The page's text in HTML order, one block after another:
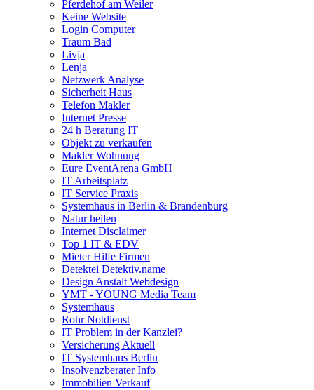
Pferdehof am Weiler
Keine Website
Login Computer
Traum Bad
Livja
Lenja
Netzwerk Analyse
Sicherheit Haus
Telefon Makler
Internet Presse
24 h Beratung IT
Objekt zu verkaufen
Makler Wohnung
Eure EventArena GmbH
IT Arbeitsplatz
IT Service Praxis
Systemhaus in Berlin & Brandenburg
Natur heilen
Internet Disclaimer
Top 1 IT & EDV
Mieter Hilfe Firmen
Detektei Detektiv.name
Design Anstalt Webdesign
YMT - YOUNG Media Team
Systemhaus
Rohr Notdienst
IT Problem in der Kanzlei?
Versicherung Aktuell
IT Systemhaus Berlin
Insolvenzberater Info
Immobilien Verkauf